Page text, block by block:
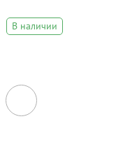
В наличии